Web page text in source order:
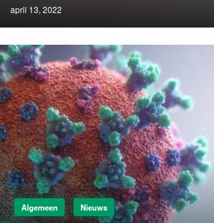
Posted
on
april 13, 2022
Algemeen Nieuws